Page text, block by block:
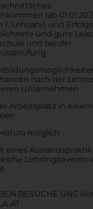
(ab
1. Lehrjahr) und
und gute
und bei der
nach der
Unternehmen
Arbeitsplatz in
möglich
eines
Lehrlingsevents
BESUCHE UNS